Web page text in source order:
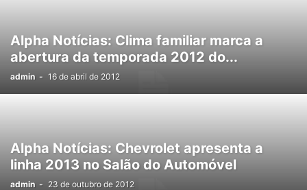
Alpha Notícias: Clima familiar marca a
abertura da temporada 2012 do...
admin - 16 de abril de 2012
Alpha Notícias: Chevrolet apresenta a
linha 2013 no Salão do Automóvel
admin - 23 de outubro de 2012